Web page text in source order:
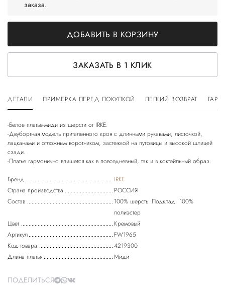
заказа.
ДОБАВИТЬ В КОРЗИНУ
ЗАКАЗАТЬ В 1 КЛИК
ДЕТАЛИ ПРИМЕРКА ПЕРЕД ПОКУПКОЙ ЛЕГКИЙ ВОЗВРАТ
-Белое платье-миди из шерсти от IRKE.
-Двубортная модель приталенного кроя с длинными рукавами, листочкой,
лацканами и отложным воротником, застежкой на пуговицы и высокой шлицей
сзади.
-Платье гармонично впишется как в повседневный, так и в коктейльный образ.
Бренд
IRKE
Страна производства
РОССИЯ
Состав
100% шерсть. Подклад: 100%
полиэстер
Цвет
Кремовый
Артикул
FW1965
Код товара
4219300
Длина платья
Миди
ПОДЕЛИТЬСЯ